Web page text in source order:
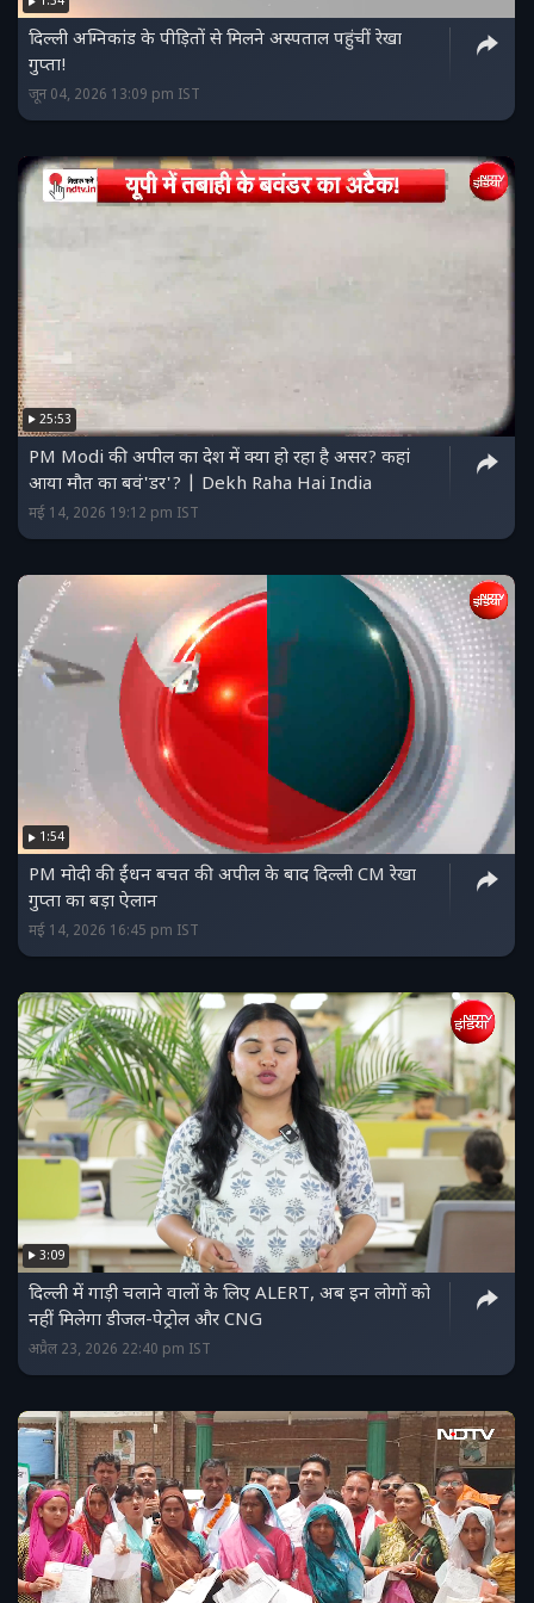
दिल्ली अग्निकांड के पीड़ितों से मिलने अस्पताल पहुंचीं रेखा
गुप्ता!
जून 04, 2026 13:09 pm IST
25:53
PM Modi की अपील का देश में क्या हो रहा है असर? कहां
आया मौत का बवं'डर'? | Dekh Raha Hai India
मई 14, 2026 19:12 pm IST
1:54
PM मोदी की ईंधन बचत की अपील के बाद दिल्ली CM रेखा
गुप्ता का बड़ा ऐलान
मई 14, 2026 16:45 pm IST
3:09
दिल्ली में गाड़ी चलाने वालों के लिए ALERT, अब इन लोगों को
नहीं मिलेगा डीजल-पेट्रोल और CNG
अप्रैल 23, 2026 22:40 pm IST